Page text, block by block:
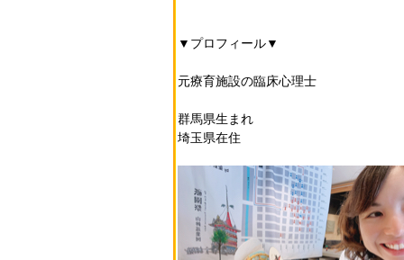
▼プロフィール▼
元療育施設の臨床心理士
群馬県生まれ
埼玉県在住